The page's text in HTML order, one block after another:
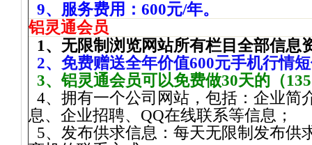
9、服务费用： 600元/年。
铝灵通会员
1、无限制浏览网站所有栏目全部信息
2、免费赠送全年价值600元手机行情
3、铝灵通会员可以免费做30天的（135
4、拥有一个公司网站，包括：企业简
息、企业招聘、 QQ在线联系等信息；
5、发布供求信息：每天无限制发布供